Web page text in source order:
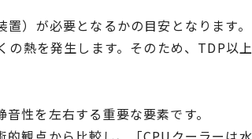
）が必要となるかの目安となります。
熱を発生します。そのため、TDP以
性を左右する重要な要素です。